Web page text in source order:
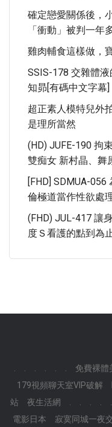
確定戀愛關係後，
「衝動」被判一年
雞肉輔食這樣做，
SSIS-178 交雜體
知昴[有碼中文字幕]
超正素人模特兒外
是理所當然
(HD) JUFE-190 拘
雙痴女 新村晶、舞
[FHD] SDMUA-
倫極道當作性欲處
(FHD) JUL-417 讓
度Ｓ看護的點到為
免費裸體
179視頻聊天室VIP破解
站
夜生活網
電影日本
寂寞同城一夜